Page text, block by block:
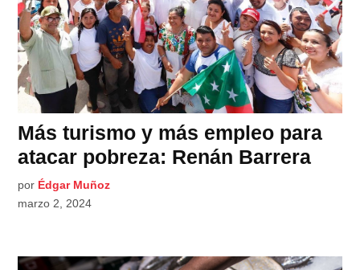
Más turismo y más empleo para
atacar pobreza: Renán Barrera
por Édgar Muñoz
marzo 2, 2024